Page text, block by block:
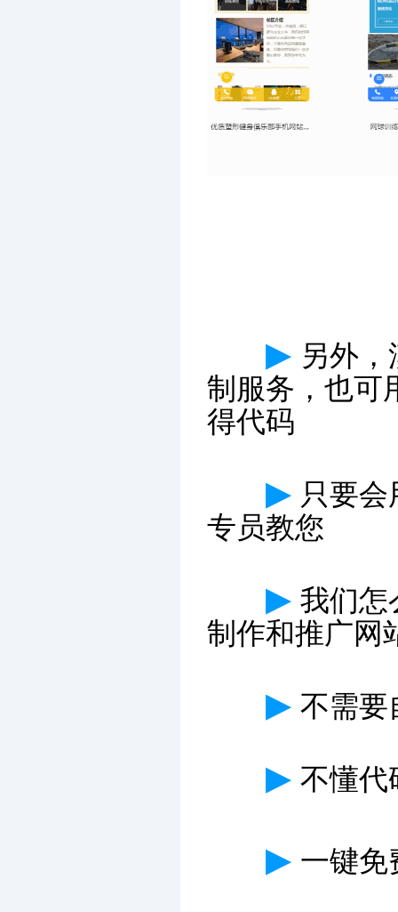
▶ 另外
制服务，也可
得代码
▶ 只要
专员教您
▶ 我们怎
制作和推广网
▶ 不需要
▶ 不懂代
▶ 一键免